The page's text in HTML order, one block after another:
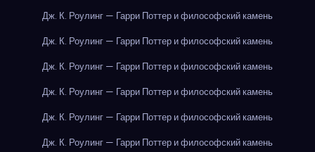
Дж. К. Роулинг — Гарри Поттер и философский камень
Дж. К. Роулинг — Гарри Поттер и философский камень
Дж. К. Роулинг — Гарри Поттер и философский камень
Дж. К. Роулинг — Гарри Поттер и философский камень
Дж. К. Роулинг — Гарри Поттер и философский камень
Дж. К. Роулинг — Гарри Поттер и философский камень